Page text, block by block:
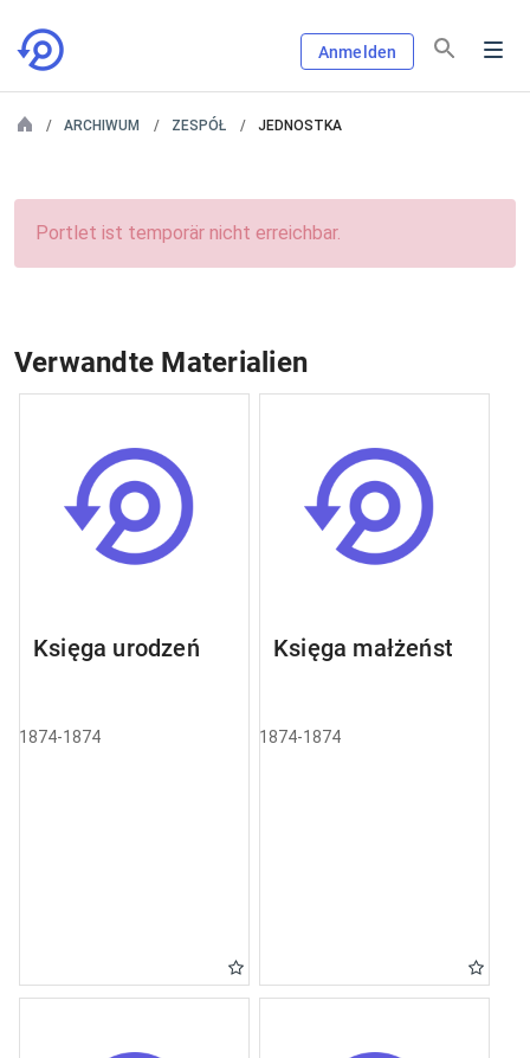
Anmelden
ARCHIWUM ZESPÓŁ JEDNOSTKA
Portlet ist temporär nicht erreichbar.
Verwandte Materialien
Księga urodzeń
1874-1874
Księga małżeństw
1874-1874